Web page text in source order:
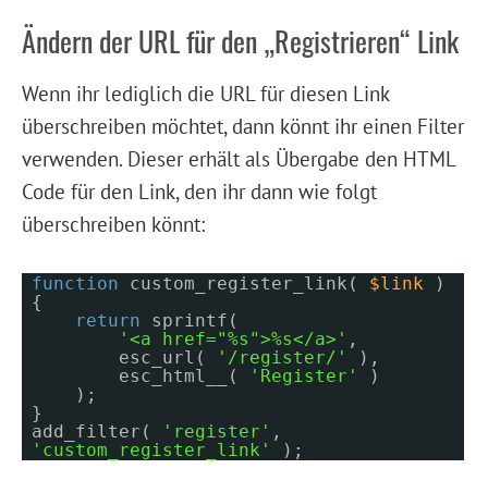
Ändern der URL für den „Registrieren“ Link
Wenn ihr lediglich die URL für diesen Link
überschreiben möchtet, dann könnt ihr einen Filter
verwenden. Dieser erhält als Übergabe den HTML
Code für den Link, den ihr dann wie folgt
überschreiben könnt:
function custom_register_link( $link
)
{
return
sprintf(
'<a href="%s">%s</a>' ,
esc_url(
'/register/'
),
esc_html__(
'Register'
)
);
}
add_filter(
'register' ,
'custom_register_link'
);